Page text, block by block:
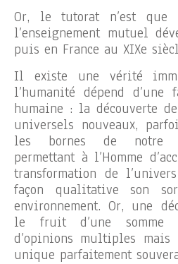
Or, le tutorat n’est
l’enseignement mutuel
puis en France au XIXe
Il existe une vérité
l’humanité dépend d’une
humaine : la découverte
universels nouveaux,
les bornes de notre
permettant à l’Homme
transformation de
façon qualitative son
environnement. Or, une
le fruit d’une somme
d’opinions multiples
unique parfaitement